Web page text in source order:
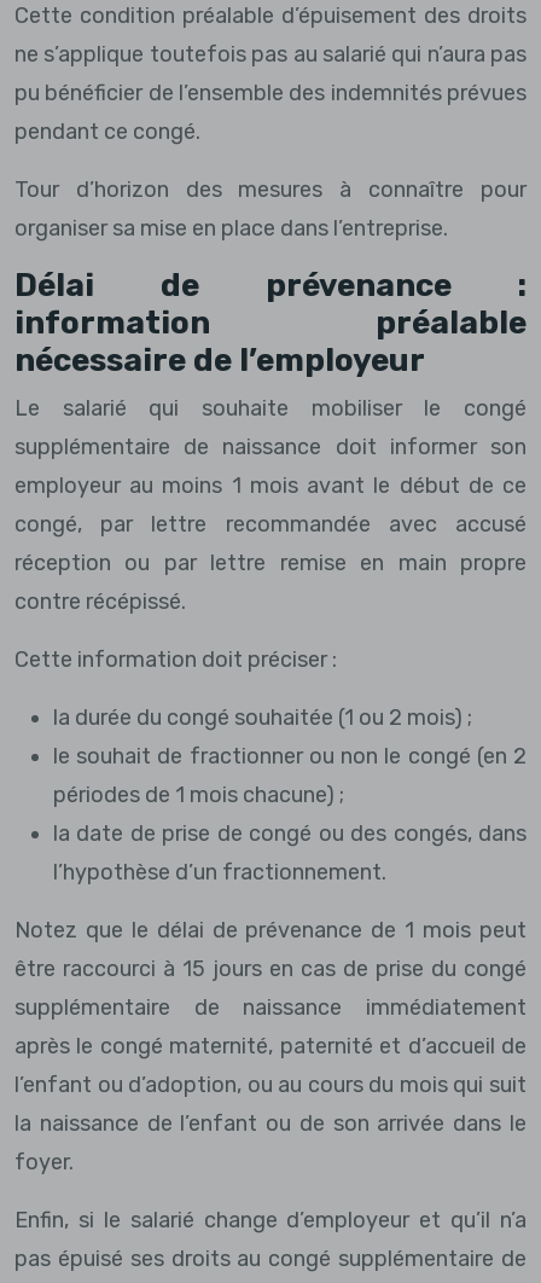
Cette condition préalable d’épuisement des droits
ne s’applique toutefois pas au salarié qui n’aura pas
pu bénéficier de l’ensemble des indemnités prévues
pendant ce congé.
Tour d’horizon des mesures à connaître pour
organiser sa mise en place dans l’entreprise.
Délai de prévenance :
information préalable
nécessaire de l’employeur
Le salarié qui souhaite mobiliser le congé
supplémentaire de naissance doit informer son
employeur au moins 1 mois avant le début de ce
congé, par lettre recommandée avec accusé
réception ou par lettre remise en main propre
contre récépissé.
Cette information doit préciser :
la durée du congé souhaitée (1 ou 2 mois) ;
le souhait de fractionner ou non le congé (en 2
périodes de 1 mois chacune) ;
la date de prise de congé ou des congés, dans
l’hypothèse d’un fractionnement.
Notez que le délai de prévenance de 1 mois peut
être raccourci à 15 jours en cas de prise du congé
supplémentaire de naissance immédiatement
après le congé maternité, paternité et d’accueil de
l’enfant ou d’adoption, ou au cours du mois qui suit
la naissance de l’enfant ou de son arrivée dans le
foyer.
Enfin, si le salarié change d’employeur et qu’il n’a
pas épuisé ses droits au congé supplémentaire de